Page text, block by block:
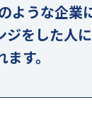
ような企業
ジをした人
す。